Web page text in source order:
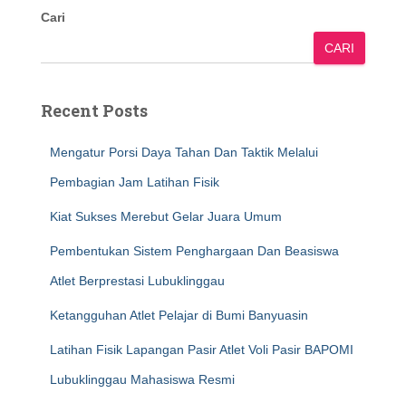
Cari
CARI
Recent Posts
Mengatur Porsi Daya Tahan Dan Taktik Melalui
Pembagian Jam Latihan Fisik
Kiat Sukses Merebut Gelar Juara Umum
Pembentukan Sistem Penghargaan Dan Beasiswa
Atlet Berprestasi Lubuklinggau
Ketangguhan Atlet Pelajar di Bumi Banyuasin
Latihan Fisik Lapangan Pasir Atlet Voli Pasir BAPOMI
Lubuklinggau Mahasiswa Resmi